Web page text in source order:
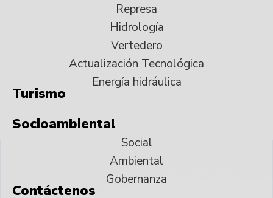
Represa
Hidrología
Vertedero
Actualización Tecnológica
Energía hidráulica
Turismo
Socioambiental
Social
Ambiental
Gobernanza
Contáctenos